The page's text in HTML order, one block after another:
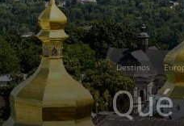
Destinos